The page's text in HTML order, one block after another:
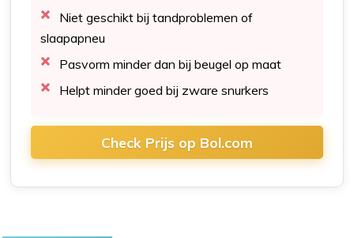
Niet geschikt bij tandproblemen of
slaapapneu
Pasvorm minder dan bij beugel op maat
Helpt minder goed bij zware snurkers
Check Prijs op Bol.com